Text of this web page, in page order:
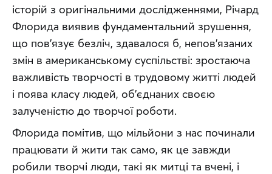
історій з оригінальними дослідженнями, Річард
Флорида виявив фундаментальний зрушення,
що пов’язує безліч, здавалося б, непов’язаних
змін в американському суспільстві: зростаюча
важливість творчості в трудовому житті людей
і поява класу людей, об’єднаних своєю
залученістю до творчої роботи.
Флорида помітив, що мільйони з нас починали
працювати й жити так само, як це завжди
робили творчі люди, такі як митці та вчені, і